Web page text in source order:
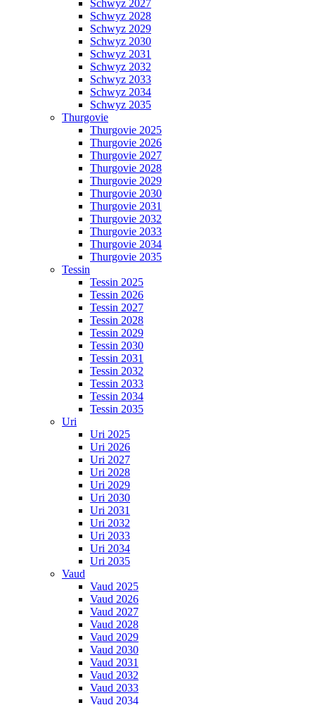
Schwyz 2027
Schwyz 2028
Schwyz 2029
Schwyz 2030
Schwyz 2031
Schwyz 2032
Schwyz 2033
Schwyz 2034
Schwyz 2035
Thurgovie
Thurgovie 2025
Thurgovie 2026
Thurgovie 2027
Thurgovie 2028
Thurgovie 2029
Thurgovie 2030
Thurgovie 2031
Thurgovie 2032
Thurgovie 2033
Thurgovie 2034
Thurgovie 2035
Tessin
Tessin 2025
Tessin 2026
Tessin 2027
Tessin 2028
Tessin 2029
Tessin 2030
Tessin 2031
Tessin 2032
Tessin 2033
Tessin 2034
Tessin 2035
Uri
Uri 2025
Uri 2026
Uri 2027
Uri 2028
Uri 2029
Uri 2030
Uri 2031
Uri 2032
Uri 2033
Uri 2034
Uri 2035
Vaud
Vaud 2025
Vaud 2026
Vaud 2027
Vaud 2028
Vaud 2029
Vaud 2030
Vaud 2031
Vaud 2032
Vaud 2033
Vaud 2034